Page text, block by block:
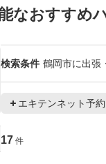
なおすすめ
検索条件 鶴岡市に出張
エキテンネット予約
17 件